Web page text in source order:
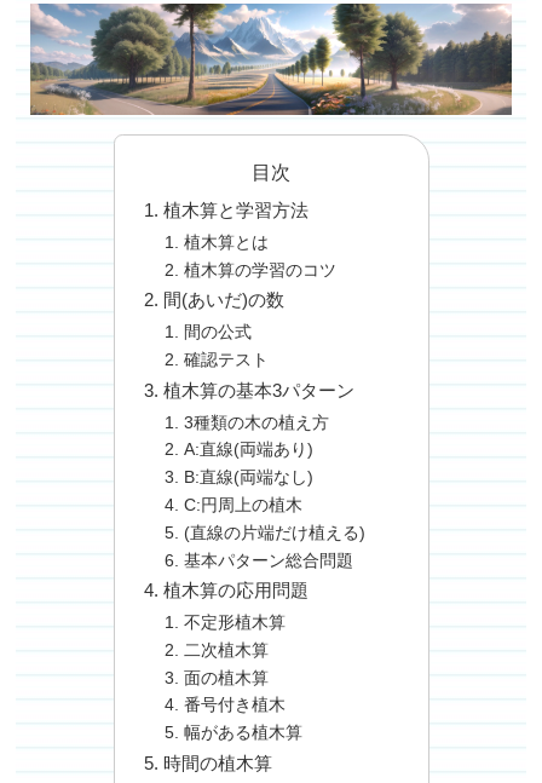
目次
植木算と学習方法
植木算とは
植木算の学習のコツ
間(あいだ)の数
間の公式
確認テスト
植木算の基本3パターン
3種類の木の植え方
A:直線(両端あり)
B:直線(両端なし)
C:円周上の植木
(直線の片端だけ植える)
基本パターン総合問題
植木算の応用問題
不定形植木算
二次植木算
面の植木算
番号付き植木
幅がある植木算
時間の植木算